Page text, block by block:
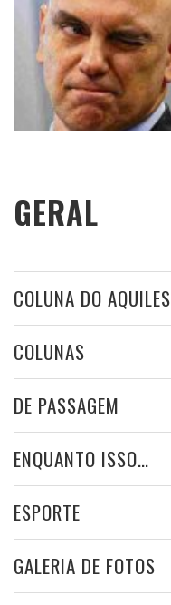
GERAL
COLUNA DO AQUILES
COLUNAS
DE PASSAGEM
ENQUANTO ISSO…
ESPORTE
GALERIA DE FOTOS